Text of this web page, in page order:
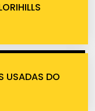
USADAS DO